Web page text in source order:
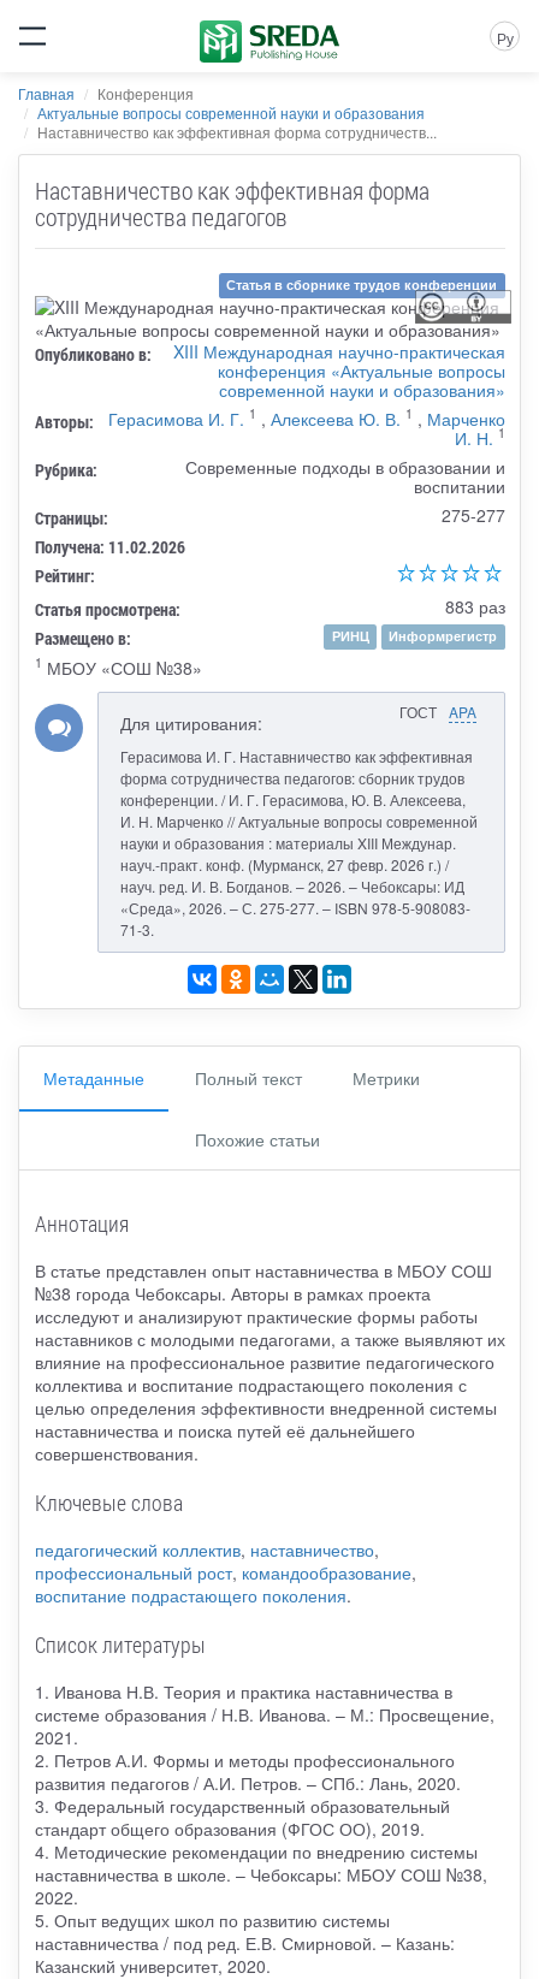
Ру
Главная
Конференция
Актуальные вопросы современной науки и образования
Наставничество как эффективная форма сотрудничеств...
Наставничество как эффективная форма
сотрудничества педагогов
Статья в сборнике трудов конференции
Опубликовано в:
XIII Международная научно-практическая
конференция «Актуальные вопросы
современной науки и образования»
Авторы: Герасимова И. Г. 1 , Алексеева Ю. В. 1 , Марченко
И. Н. 1
Рубрика:
Современные подходы в образовании и
воспитании
Страницы: 275-277
Получена: 11.02.2026
Рейтинг:
Статья просмотрена:
883 раз
Размещено в: РИНЦ
Информрегистр
1 МБОУ «СОШ №38»
ГОСТ APA
Для цитирования:
Герасимова И. Г. Наставничество как эффективная
форма сотрудничества педагогов: сборник трудов
конференции. / И. Г. Герасимова, Ю. В. Алексеева,
И. Н. Марченко // Актуальные вопросы современной
науки и образования : материалы XIII Междунар.
науч.-практ. конф. (Мурманск, 27 февр. 2026 г.) /
науч. ред. И. В. Богданов. – 2026. – Чебоксары: ИД
«Среда», 2026. – С. 275-277. – ISBN 978-5-908083-
71-3.
Метаданные Полный текст Метрики
Похожие статьи
Аннотация
В статье представлен опыт наставничества в МБОУ СОШ
№38 города Чебоксары. Авторы в рамках проекта
исследуют и анализируют практические формы работы
наставников с молодыми педагогами, а также выявляют их
влияние на профессиональное развитие педагогического
коллектива и воспитание подрастающего поколения с
целью определения эффективности внедренной системы
наставничества и поиска путей её дальнейшего
совершенствования.
Ключевые слова
педагогический коллектив, наставничество,
профессиональный рост, командообразование,
воспитание подрастающего поколения.
Список литературы
1. Иванова Н.В. Теория и практика наставничества в
системе образования / Н.В. Иванова. – М.: Просвещение,
2021.
2. Петров А.И. Формы и методы профессионального
развития педагогов / А.И. Петров. – СПб.: Лань, 2020.
3. Федеральный государственный образовательный
стандарт общего образования (ФГОС ОО), 2019.
4. Методические рекомендации по внедрению системы
наставничества в школе. – Чебоксары: МБОУ СОШ №38,
2022.
5. Опыт ведущих школ по развитию системы
наставничества / под ред. Е.В. Смирновой. – Казань:
Казанский университет, 2020.